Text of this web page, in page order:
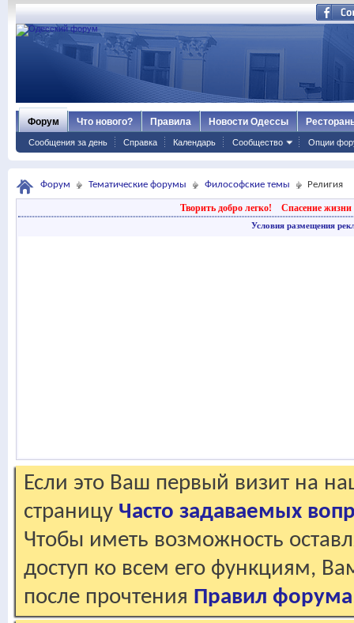
Форум
Сообщения за день Справка Календарь Сообщество Опции
Что нового? Правила Новости Одессы
Форум Тематические форумы Философские темы Религия
Творить добро легко! Спасение жизни
Условия размещения
Если это Ваш первый визит на
страницу Часто задаваемых
Чтобы иметь возможность
доступ ко всем его функциям,
после прочтения Правил форума